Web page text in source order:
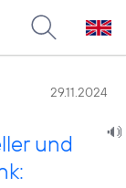
29.11.2024
und